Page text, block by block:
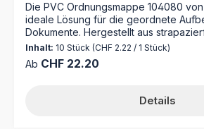
Die PVC Ordnungsmappe 104080 von
ideale Lösung für die geordnete
Dokumente. Hergestellt aus
250 g/m² und ausgestattet mit
erleichtert sie die Organisation Ihrer
Büroalltag. Bringen Sie Ordnung in Ihre
robuste PVC-Material sorgt für
Ihrer Dokumente. Dank der
Inhalt: 10 Stück (CHF 2.22 / 1 Stück)
Regulärer Preis:
Ab CHF 22.20
Details